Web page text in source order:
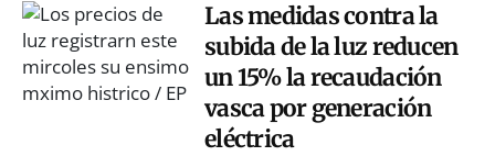
Las medidas contra la
subida de la luz reducen
un 15% la recaudación
vasca por generación
eléctrica